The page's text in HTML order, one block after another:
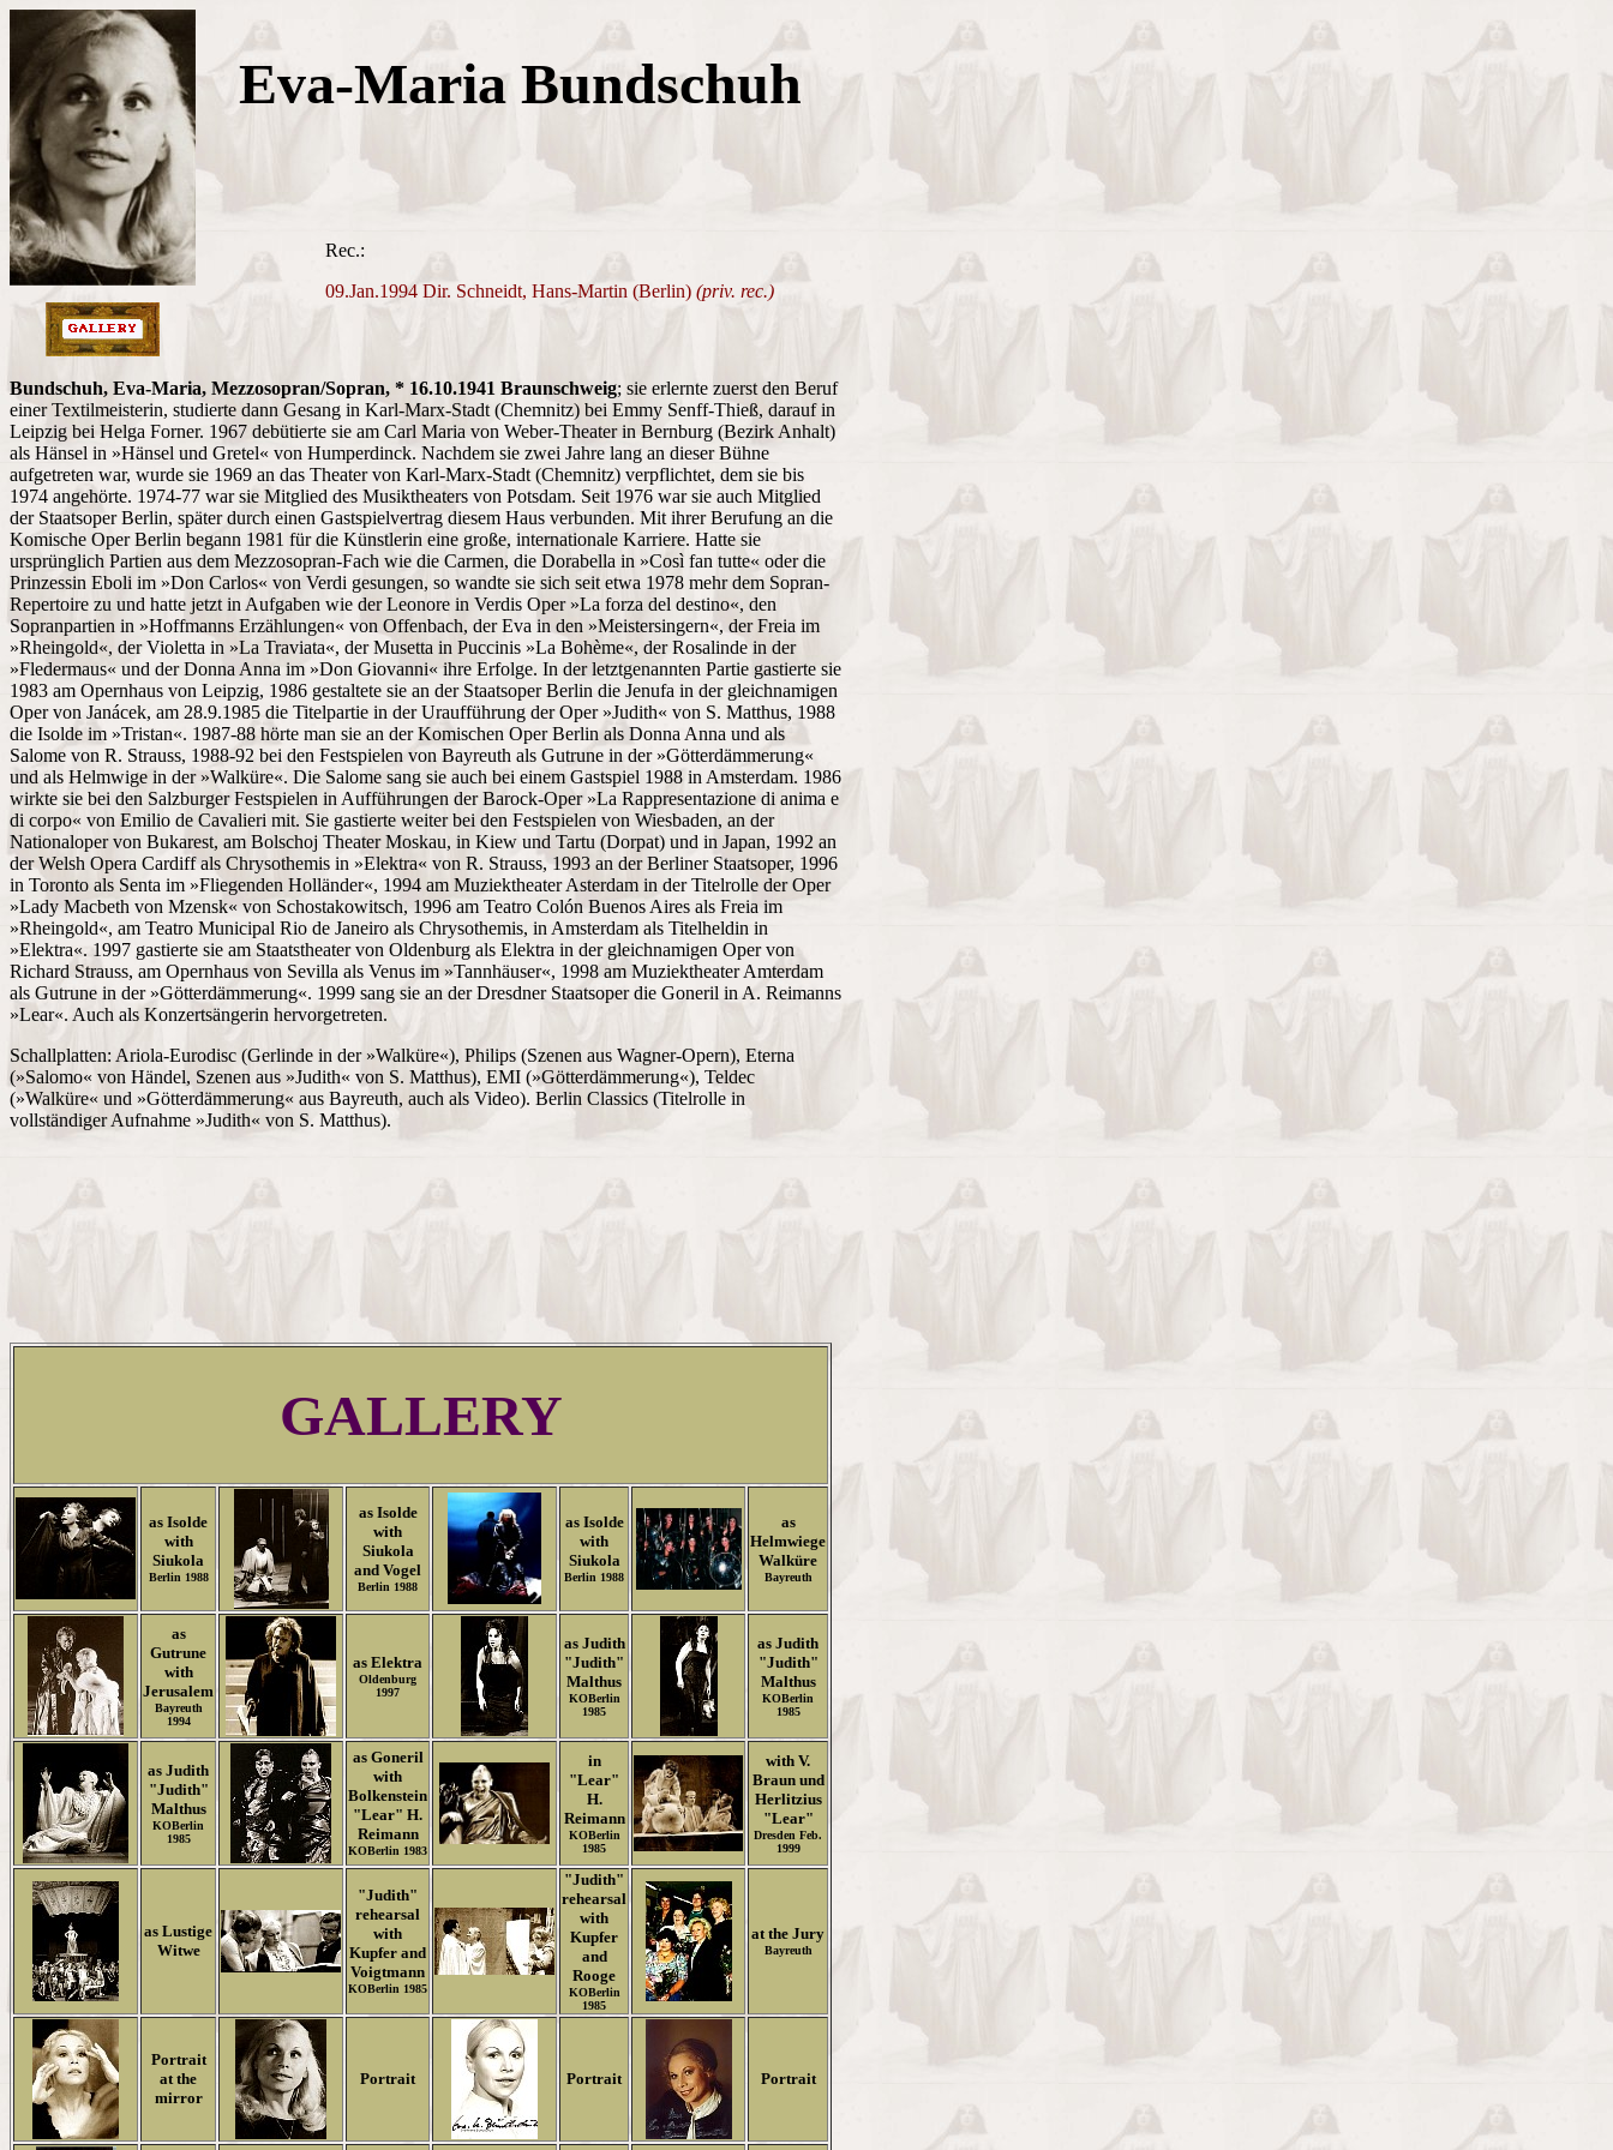
Eva-Maria Bundschuh
Rec.:
09.Jan.1994 Dir. Schneidt, Hans-Martin (Berlin) (priv. rec.)
Bundschuh, Eva-Maria, Mezzosopran/Sopran, * 16.10.1941 Braunschweig; sie erlernte zuerst den Beruf
einer Textilmeisterin, studierte dann Gesang in Karl-Marx-Stadt (Chemnitz) bei Emmy Senff-Thieß, darauf in
Leipzig bei Helga Forner. 1967 debütierte sie am Carl Maria von Weber-Theater in Bernburg (Bezirk Anhalt)
als Hänsel in »Hänsel und Gretel« von Humperdinck. Nachdem sie zwei Jahre lang an dieser Bühne
aufgetreten war, wurde sie 1969 an das Theater von Karl-Marx-Stadt (Chemnitz) verpflichtet, dem sie bis
1974 angehörte. 1974-77 war sie Mitglied des Musiktheaters von Potsdam. Seit 1976 war sie auch Mitglied
der Staatsoper Berlin, später durch einen Gastspielvertrag diesem Haus verbunden. Mit ihrer Berufung an die
Komische Oper Berlin begann 1981 für die Künstlerin eine große, internationale Karriere. Hatte sie
ursprünglich Partien aus dem Mezzosopran-Fach wie die Carmen, die Dorabella in »Così fan tutte« oder die
Prinzessin Eboli im »Don Carlos« von Verdi gesungen, so wandte sie sich seit etwa 1978 mehr dem Sopran-
Repertoire zu und hatte jetzt in Aufgaben wie der Leonore in Verdis Oper »La forza del destino«, den
Sopranpartien in »Hoffmanns Erzählungen« von Offenbach, der Eva in den »Meistersingern«, der Freia im
»Rheingold«, der Violetta in »La Traviata«, der Musetta in Puccinis »La Bohème«, der Rosalinde in der
»Fledermaus« und der Donna Anna im »Don Giovanni« ihre Erfolge. In der letztgenannten Partie gastierte sie
1983 am Opernhaus von Leipzig, 1986 gestaltete sie an der Staatsoper Berlin die Jenufa in der gleichnamigen
Oper von Janácek, am 28.9.1985 die Titelpartie in der Uraufführung der Oper »Judith« von S. Matthus, 1988
die Isolde im »Tristan«. 1987-88 hörte man sie an der Komischen Oper Berlin als Donna Anna und als
Salome von R. Strauss, 1988-92 bei den Festspielen von Bayreuth als Gutrune in der »Götterdämmerung«
und als Helmwige in der »Walküre«. Die Salome sang sie auch bei einem Gastspiel 1988 in Amsterdam. 1986
wirkte sie bei den Salzburger Festspielen in Aufführungen der Barock-Oper »La Rappresentazione di anima e
di corpo« von Emilio de Cavalieri mit. Sie gastierte weiter bei den Festspielen von Wiesbaden, an der
Nationaloper von Bukarest, am Bolschoj Theater Moskau, in Kiew und Tartu (Dorpat) und in Japan, 1992 an
der Welsh Opera Cardiff als Chrysothemis in »Elektra« von R. Strauss, 1993 an der Berliner Staatsoper, 1996
in Toronto als Senta im »Fliegenden Holländer«, 1994 am Muziektheater Asterdam in der Titelrolle der Oper
»Lady Macbeth von Mzensk« von Schostakowitsch, 1996 am Teatro Colón Buenos Aires als Freia im
»Rheingold«, am Teatro Municipal Rio de Janeiro als Chrysothemis, in Amsterdam als Titelheldin in
»Elektra«. 1997 gastierte sie am Staatstheater von Oldenburg als Elektra in der gleichnamigen Oper von
Richard Strauss, am Opernhaus von Sevilla als Venus im »Tannhäuser«, 1998 am Muziektheater Amterdam
als Gutrune in der »Götterdämmerung«. 1999 sang sie an der Dresdner Staatsoper die Goneril in A. Reimanns
»Lear«. Auch als Konzertsängerin hervorgetreten.
Schallplatten: Ariola-Eurodisc (Gerlinde in der »Walküre«), Philips (Szenen aus Wagner-Opern), Eterna
(»Salomo« von Händel, Szenen aus »Judith« von S. Matthus), EMI (»Götterdämmerung«), Teldec
(»Walküre« und »Götterdämmerung« aus Bayreuth, auch als Video). Berlin Classics (Titelrolle in
vollständiger Aufnahme »Judith« von S. Matthus).
GALLERY
as Isolde
with
Siukola
Berlin 1988
as Isolde
with
Siukola
and Vogel
Berlin 1988
as Isolde
with
Siukola
Berlin 1988
as
Helmwiege
Walküre
Bayreuth
as
Gutrune
with
Jerusalem
Bayreuth
1994
as Elektra
Oldenburg
1997
as Judith
"Judith"
Malthus
KOBerlin
1985
as Judith
"Judith"
Malthus
KOBerlin
1985
as Judith
"Judith"
Malthus
KOBerlin
1985
as Goneril
with
Bolkenstein
"Lear" H.
Reimann
KOBerlin 1983
in
"Lear"
H.
Reimann
KOBerlin
1985
with V.
Braun und
Herlitzius
"Lear"
Dresden Feb.
1999
as Lustige
Witwe
"Judith"
rehearsal
with
Kupfer and
Voigtmann
KOBerlin 1985
"Judith"
rehearsal
with
Kupfer
and
Rooge
KOBerlin
1985
at the Jury
Bayreuth
Portrait
at the
mirror
Portrait Portrait Portrait